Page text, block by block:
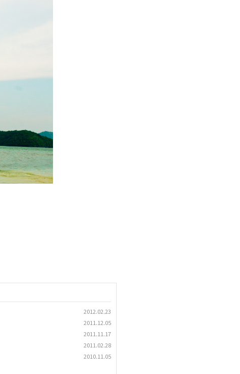
2012.02.23
2011.12.05
2011.11.17
2011.02.28
2010.11.05